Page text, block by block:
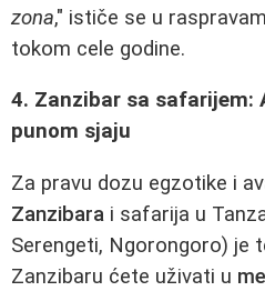
zona," ističe se u
tokom cele godine.
4. Zanzibar sa safarijem:
punom sjaju
Za pravu dozu egzotike i
Zanzibara i safarija u
Serengeti, Ngorongoro) je
Zanzibaru ćete uživati u